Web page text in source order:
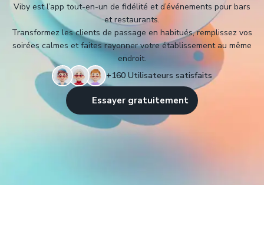
Viby est l’app tout-en-un de fidélité et d’événements pour bars
et restaurants.
Transformez les clients de passage en habitués, remplissez vos
soirées calmes et faites rayonner votre établissement au même
endroit.
+160 Utilisateurs satisfaits
Essayer gratuitement